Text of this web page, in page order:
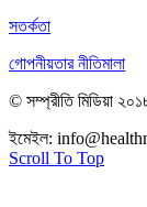
সতর্কতা
গোপনীয়তার নীতিমালা
© সম্প্রীতি মিডিয়া
ইমেইল:
Scroll To Top